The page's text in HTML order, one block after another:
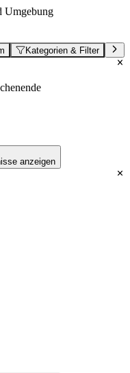
Umgebung
Kategorien & Filter
anzeigen